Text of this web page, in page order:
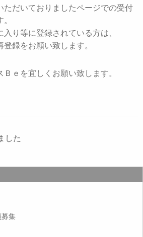
ただいておりましたページでの受付
入り等に登録されている方は、
録をお願い致します。
ｅを宜しくお願い致します。
した
募集